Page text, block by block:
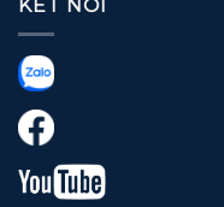
KẾT NỐI